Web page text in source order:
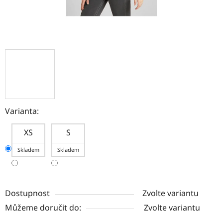
Varianta:
XS
Skladem
S
Skladem
Dostupnost
Zvolte variantu
Můžeme doručit do:
Zvolte variantu